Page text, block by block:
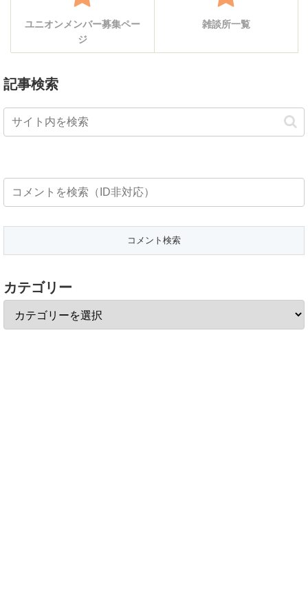
ユニオンメンバー募集ペー
ジ
雑談所一覧
記事検索
カテゴリー